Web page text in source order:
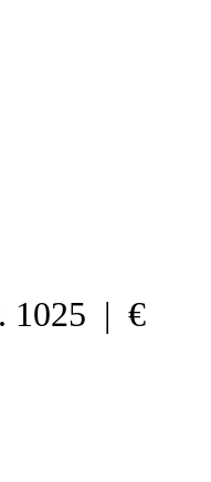
1025 | €